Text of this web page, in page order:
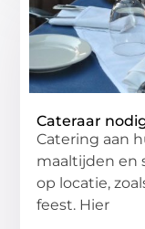
Cateraar
Catering aan
maaltijden en
op locatie,
feest. Hier